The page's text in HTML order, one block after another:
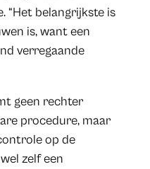
“Het belangrijkste is
is, want een
verregaande
geen rechter
procedure, maar
op de
zelf een